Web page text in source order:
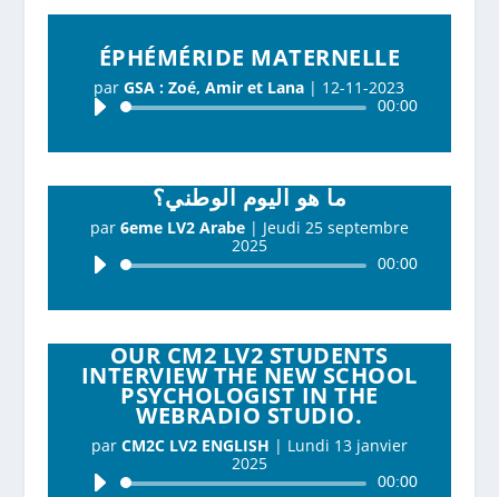
ÉPHÉMÉRIDE MATERNELLE
parGSA : Zoé, Amir et Lana | 12-11-2023
Lecteur
00:00
ما هو اليوم الوطني؟
par 6eme LV2 Arabe| Jeudi 25 septembre
2025
Lecteur
00:00
OUR CM2 LV2 STUDENTS
INTERVIEW THE NEW SCHOOL
PSYCHOLOGIST IN THE
WEBRADIO STUDIO.
par CM2C LV2 ENGLISH | Lundi 13 janvier
2025
Lecteur
00:00